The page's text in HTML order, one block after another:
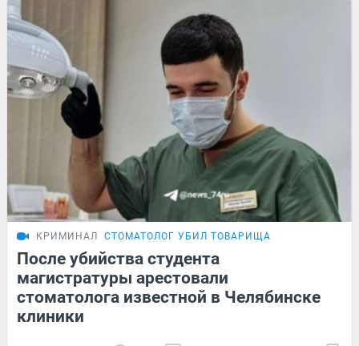
КРИМИНАЛ СТОМАТОЛОГ УБИЛ ТОВАРИЩА
После убийства студента
магистратуры арестовали
стоматолога известной в Челябинске
клиники